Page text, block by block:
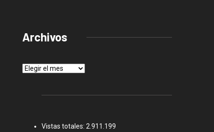
Archivos
Archivos
Vistas totales: 2.911.199